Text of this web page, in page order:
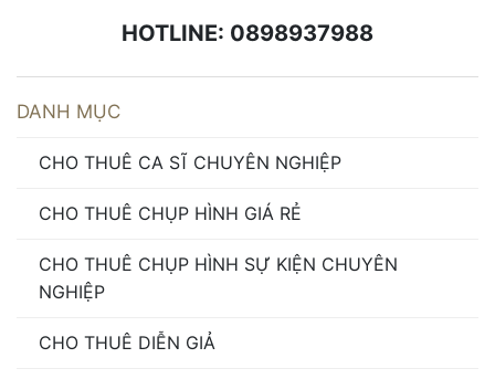
HOTLINE: 0898937988
DANH MỤC
CHO THUÊ CA SĨ CHUYÊN NGHIỆP
CHO THUÊ CHỤP HÌNH GIÁ RẺ
CHO THUÊ CHỤP HÌNH SỰ KIỆN CHUYÊN
NGHIỆP
CHO THUÊ DIỄN GIẢ